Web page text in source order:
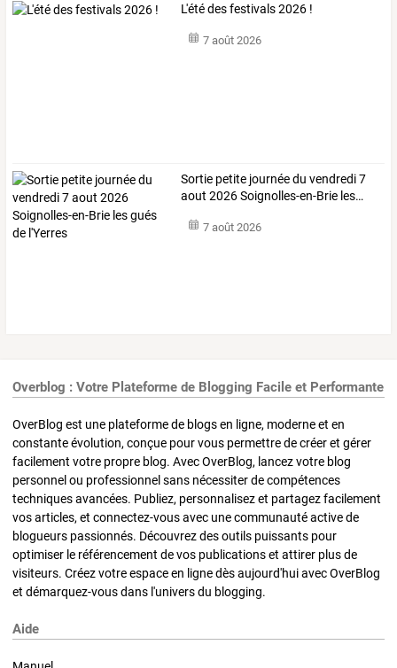
L'été des festivals 2026 !
7 août 2026
Sortie petite journéedu vendredi7
aout 2026Soignolles-en-Brie les…
7 août 2026
Overblog : Votre Plateforme de Blogging Facile et Performante
OverBlog est une plateforme de blogs en ligne, moderne et en
constante évolution, conçue pour vous permettre de créer et gérer
facilement votre propre blog. Avec OverBlog, lancez votre blog
personnel ou professionnel sans nécessiter de compétences
techniques avancées. Publiez, personnalisez et partagez facilement
vos articles, et connectez-vous avec une communauté active de
blogueurs passionnés. Découvrez des outils puissants pour
optimiser le référencement de vos publications et attirer plus de
visiteurs. Créez votre espace en ligne dès aujourd'hui avec OverBlog
et démarquez-vous dans l'univers du blogging.
Aide